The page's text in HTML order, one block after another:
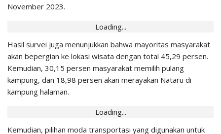
November 2023.
Loading...
Hasil survei juga menunjukkan bahwa mayoritas masyarakat
akan bepergian ke lokasi wisata dengan total 45,29 persen.
Kemudian, 30,15 persen masyarakat memilih pulang
kampung, dan 18,98 persen akan merayakan Nataru di
kampung halaman.
Loading...
Kemudian, pilihan moda transportasi yang digunakan untuk